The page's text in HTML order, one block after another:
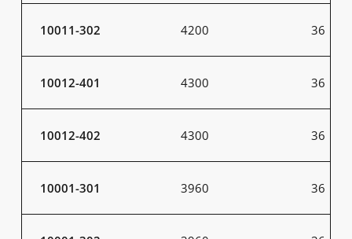
10011-302 4200 36
10012-401 4300 36
10012-402 4300 36
10001-301 3960 36